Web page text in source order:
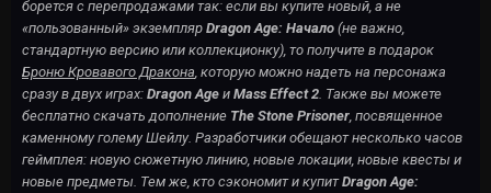
борется с перепродажами так: если вы купите новый, а не
«пользованный» экземпляр Dragon Age: Начало (не важно,
стандартную версию или коллекционку), то получите в подарок
Броню Кровавого Дракона , которую можно надеть на персонажа
сразу в двух играх: Dragon Age и Mass Effect 2 . Также вы можете
бесплатно скачать дополнение The Stone Prisoner , посвященное
каменному голему Шейлу. Разработчики обещают несколько часов
геймплея: новую сюжетную линию, новые локации, новые квесты и
новые предметы. Тем же, кто сэкономит и купитDragon Age: